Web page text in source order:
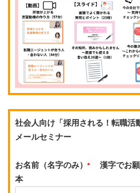
社会人向け「採用される！転職活
メールセミナー
お名前（名字のみ） *
漢字でお願
本